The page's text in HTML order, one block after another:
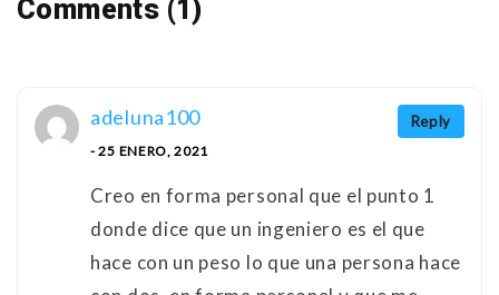
Comments (1)
Reply
adeluna100
- 25 ENERO, 2021
Creo en forma personal que el punto 1
donde dice que un ingeniero es el que
hace con un peso lo que una persona hace